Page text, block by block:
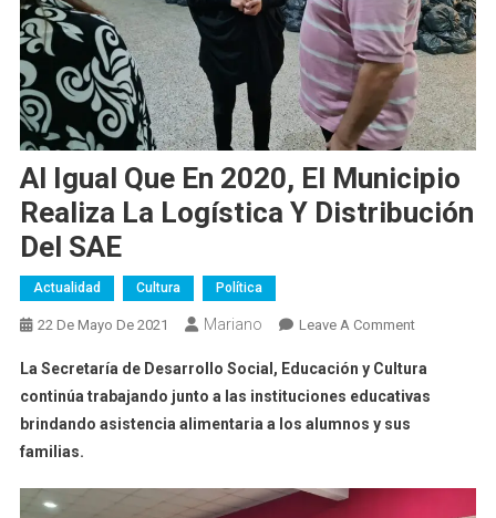
Al Igual Que En 2020, El Municipio
Realiza La Logística Y Distribución
Del SAE
Actualidad Cultura Política
22 De Mayo De 2021 Mariano Leave A CommentOn
Igual
Que
La Secretaría de Desarrollo Social, Educación y Cultura
continúa trabajando junto a las instituciones educativas
brindando asistencia alimentaria a los alumnos y sus
familias.